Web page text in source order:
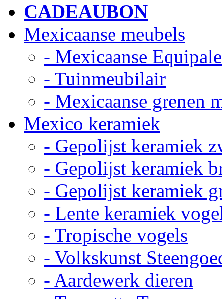
CADEAUBON
Mexicaanse meubels
- Mexicaanse
- Tuinmeubilair
- Mexicaanse grenen
Mexico keramiek
- Gepolijst keramiek
- Gepolijst keramiek
- Gepolijst keramiek
- Lente keramiek
- Tropische vogels
- Volkskunst
- Aardewerk dieren